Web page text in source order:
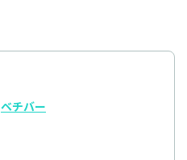
ベチバー